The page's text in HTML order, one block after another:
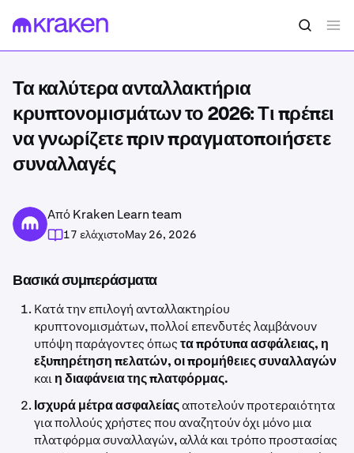
Τα καλύτερα ανταλλακτήρια
κρυπτονομισμάτων το 2026: Τι πρέπει
να γνωρίζετε πριν πραγματοποιήσετε
συναλλαγές
Από Kraken Learn team
17 ελάχιστοMay 26, 2026
Βασικά συμπεράσματα
Κατά την επιλογή ανταλλακτηρίου
κρυπτονομισμάτων, πολλοί επενδυτές λαμβάνουν
υπόψη παράγοντες όπωςτα πρότυπα ασφάλειας, η
εξυπηρέτηση πελατών, οι προμήθειες συναλλαγών
καιη διαφάνεια της πλατφόρμας.
Ισχυρά μέτρα ασφαλείαςαποτελούν προτεραιότητα
για πολλούς χρήστες που αναζητούν όχι μόνο μια
πλατφόρμα συναλλαγών, αλλά και τρόπο προστασίας